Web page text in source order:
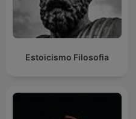
Estoicismo Filosofia